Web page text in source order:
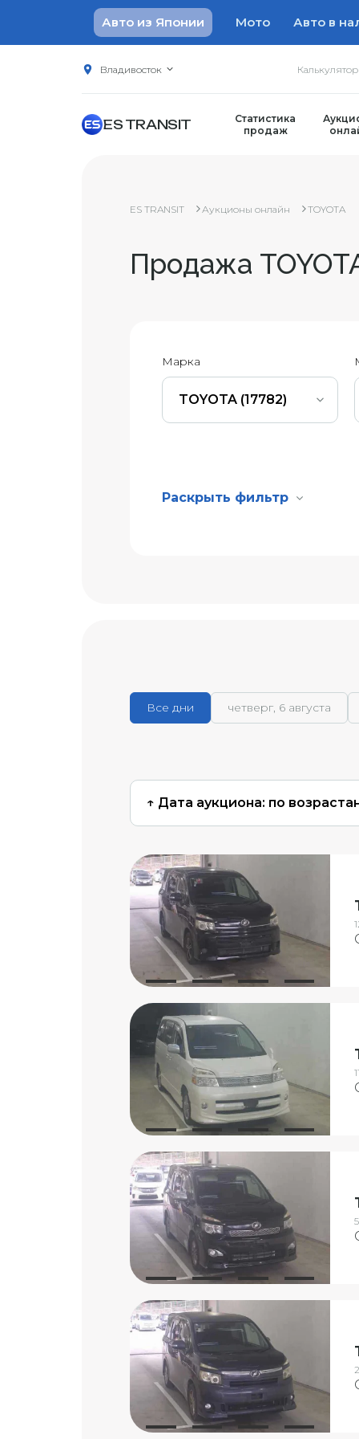
Авто из Японии Мото Авто в
Владивосток
ES TRANSIT
Статистика
продаж
ES TRANSIT Аукционы онлайн TOYOTA
Продажа
Марка
TOYOTA (17782)
Раскрыть фильтр
Все дни четверг, 6 августа
↑ Дата аукциона: по